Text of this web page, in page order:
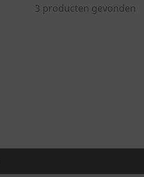
3 producten gevonden